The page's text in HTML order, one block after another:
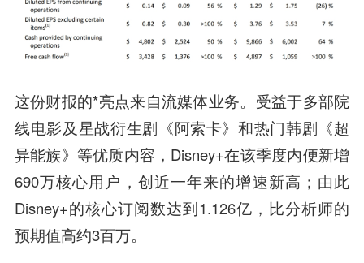
这份财报的*亮点来自流媒体业务。受益于多部院
线电影及星战衍生剧《阿索卡》和热门韩剧《超
异能族》等优质内容，Disney+在该季度内便新增
690万核心用户，创近一年来的增速新高；由此
Disney+的核心订阅数达到1.126亿，比分析师的
预期值高约3百万。